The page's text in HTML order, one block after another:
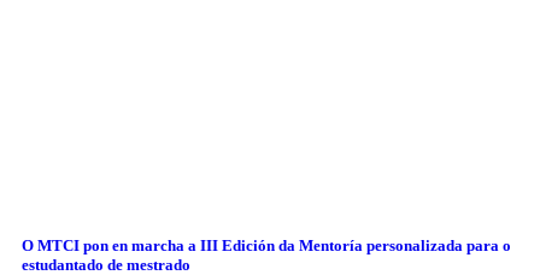
O MTCI pon en marcha a III Edición da Mentoría personalizada para o
estudantado de mestrado